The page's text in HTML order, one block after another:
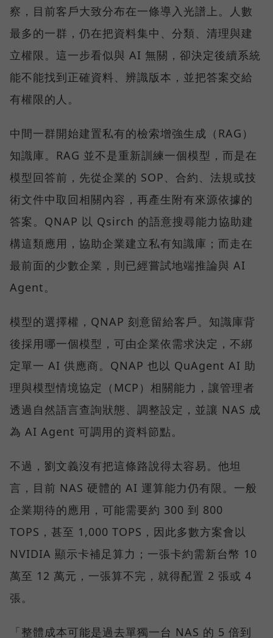
察，目前客戶大致分布在一條導入光譜上。人數
最多的一群，仍在把資料集中、分類、清理與建
立權限。這一步看似與 AI 無關，卻決定後續系統
能不能找到正確資料、辨識版本，並把答案交給
有權限的人。
中間一群開始建置私有的檢索增強生成（RAG）
知識庫。RAG 並不是重新訓練一個模型，而是在
模型回答前，先從企業的 SOP、合約、法規或技
術文件中取回相關內容，再產生附有來源依據的
答案。QNAP 以 Qsirch 的語意搜尋能力協助建
構這類應用，協助企業建立私有知識庫；而走在
最前面的少數企業，則已經嘗試地端推論與 AI
Agent。
模型的選擇權，QNAP 刻意留給客戶。知識庫背
後採用哪一個模型，可由企業依需求決定，不綁
定單一 AI 供應商。QNAP 也以 QuAgent AI 助
理與模型情境協定（MCP）相關能力，讓管理者
透過自然語言查詢狀態、調整設定，並讓 NAS 成
為 AI Agent 可調用的資料節點。
不過，劉文義沒有把這條路說得太容易。他坦
言，目前 NAS 硬體的 AI 運算能力仍有限。一般
企業期待的應用，可能需要約 300 到 800
TOPS，甚至 1,000 TOPS，因此多數方案會以
NVIDIA 顯示卡補足算力；一張卡約需新台幣 10
萬至 12 萬元，一張算不完，就得配置 2 張或 4
張。
「整體成本可能是過去單獨一台 NAS 的 5 倍到